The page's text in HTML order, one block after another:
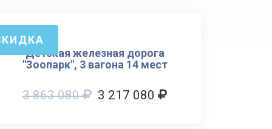
Детская железная дорога
"Зоопарк", 3 вагона 14 мест
3 863 080 3 217 080